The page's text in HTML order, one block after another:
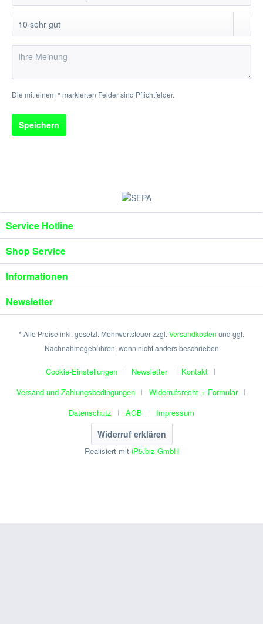
Die mit einem * markierten Felder sind Pflichtfelder.
Speichern
Service Hotline
Shop Service
Informationen
Newsletter
* Alle Preise inkl. gesetzl. Mehrwertsteuer zzgl. Versandkosten und ggf.
Nachnahmegebühren, wenn nicht anders beschrieben
Cookie-Einstellungen Newsletter
Kontakt
Versand und Zahlungsbedingungen
Widerrufsrecht + Formular
Datenschutz
AGB Impressum
Widerruf erklären
Realisiert mit iP5.biz GmbH